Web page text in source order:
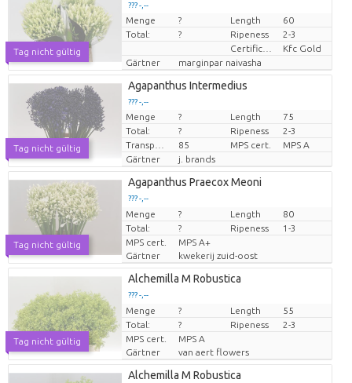
Tag nicht gültig
??? -,--
Preis pro Stück
Menge ? Length
60
Total:
? Ripeness
2-3
Kfc Gold
Gärtner
marginpar naivasha
Tag nicht gültig
Agapanthus Intermedius
??? -,--
Preis pro Stück
Menge ? Length
75
Total:
? Ripeness
2-3
85 MPS cert.
MPS A
Gärtner
j. brands
Tag nicht gültig
Agapanthus Praecox Meoni
??? -,--
Preis pro Stück
Menge ? Length
80
Total:
? Ripeness
1-3
MPS cert.
MPS A+
Gärtner
kwekerij zuid-oost
Tag nicht gültig
Alchemilla M Robustica
??? -,--
Preis pro Stück
Menge ? Length
55
Total:
? Ripeness
2-3
MPS cert.
MPS A
Gärtner
van aert flowers
Alchemilla M Robustica